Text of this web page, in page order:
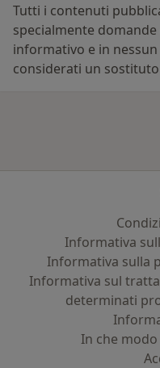
Tutti i contenuti
specialmente
informativo e in
considerati un
Informativa
Informativa sulla
Informativa sul
determinati
In che